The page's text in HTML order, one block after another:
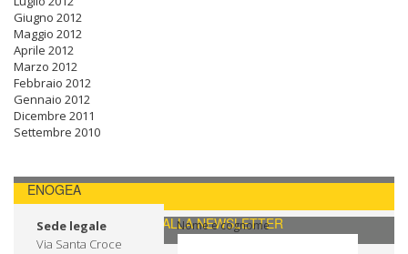
Giugno 2012
Maggio 2012
Aprile 2012
Marzo 2012
Febbraio 2012
Gennaio 2012
Dicembre 2011
Settembre 2010
ENOGEA
CONTATTI / ISCRIVITI ALLA NEWSLETTER
Sede legale
Via Santa Croce
Nome e cognome